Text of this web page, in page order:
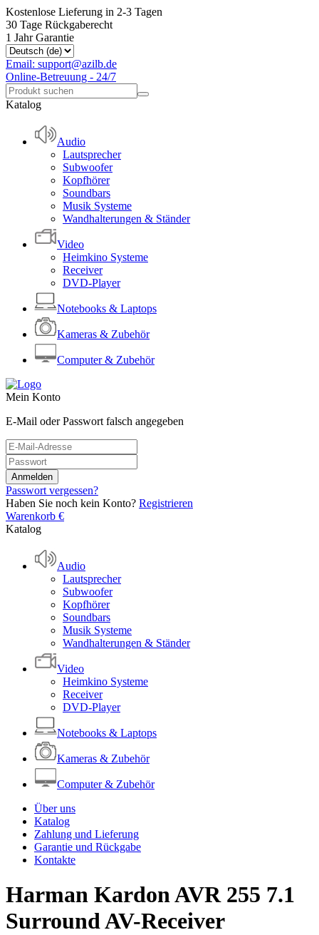
Kostenlose Lieferung in 2-3 Tagen
30 Tage Rückgaberecht
1 Jahr Garantie
Email: support@azilb.de
Online-Betreuung - 24/7
Katalog
Audio
Lautsprecher
Subwoofer
Kopfhörer
Soundbars
Musik Systeme
Wandhalterungen & Ständer
Video
Heimkino Systeme
Receiver
DVD-Player
Notebooks & Laptops
Kameras & Zubehör
Computer & Zubehör
Mein Konto
E-Mail oder Passwort falsch angegeben
Passwort vergessen?
Haben Sie noch kein Konto? Registrieren
Warenkorb €
Katalog
Audio
Lautsprecher
Subwoofer
Kopfhörer
Soundbars
Musik Systeme
Wandhalterungen & Ständer
Video
Heimkino Systeme
Receiver
DVD-Player
Notebooks & Laptops
Kameras & Zubehör
Computer & Zubehör
Über uns
Katalog
Zahlung und Lieferung
Garantie und Rückgabe
Kontakte
Harman Kardon AVR 255 7.1
Surround AV-Receiver